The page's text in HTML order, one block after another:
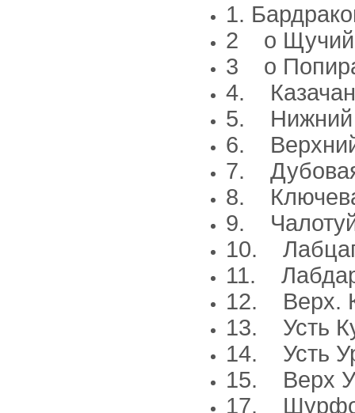
1.
2 о Щучий
3 о
4.
5. Нижний
6.
7.
8.
9.
10.
11.
12. Верх.
13. Усть
14. Усть
15. Верх
17.